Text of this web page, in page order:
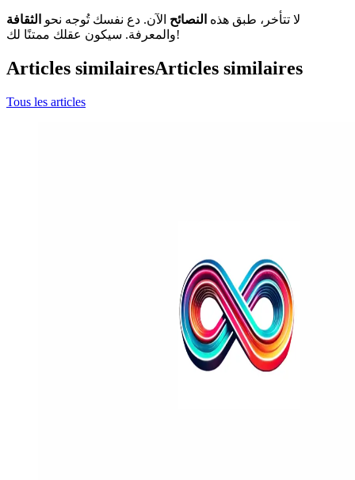
لا تتأخر، طبق هذه النصائح الآن. دع نفسك تُوجه نحو الثقافة
والمعرفة. سيكون عقلك ممتنًا لك!
Articles similairesArticles similaires
Tous les articles